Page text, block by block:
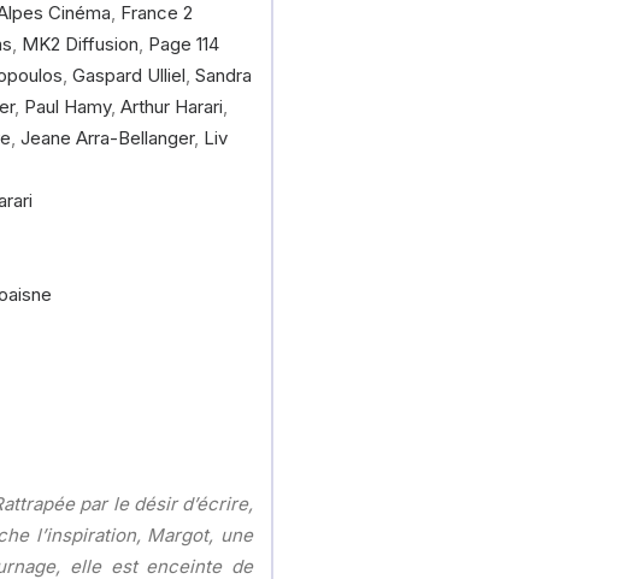
Cinéma, France 2
, MK2 Diffusion, Page 114
, Gaspard Ulliel, Sandra
, Paul Hamy, Arthur Harari,
, Jeane Arra-Bellanger, Liv
par le désir d’écrire,
l’inspiration, Margot, une
elle est enceinte de